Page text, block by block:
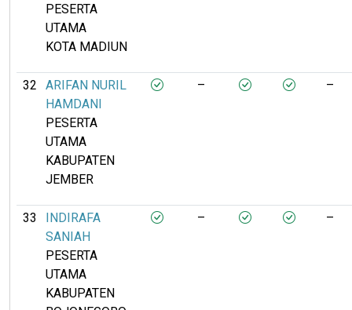
PESERTA
UTAMA
KOTA MADIUN
32
ARIFAN NURIL
HAMDANI
PESERTA
UTAMA
KABUPATEN
JEMBER
– –
33
INDIRAFA
SANIAH
PESERTA
UTAMA
KABUPATEN
– –